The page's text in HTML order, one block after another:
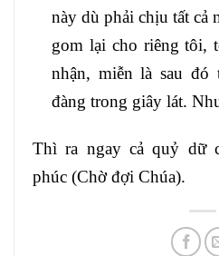
này dù phải chịu tất cả
gom lại cho riêng tôi,
nhận, miễn là sau đó
đàng trong giây lát.
Thì ra ngay cả quỷ dữ
phúc (Chờ đợi Chúa).